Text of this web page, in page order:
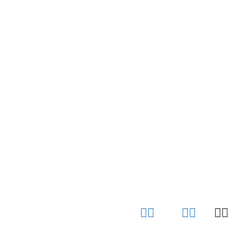
  